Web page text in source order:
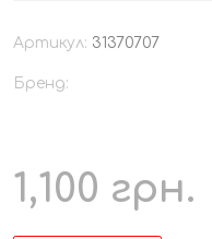
Артикул: 31370707
Бренд:
1,100 грн.